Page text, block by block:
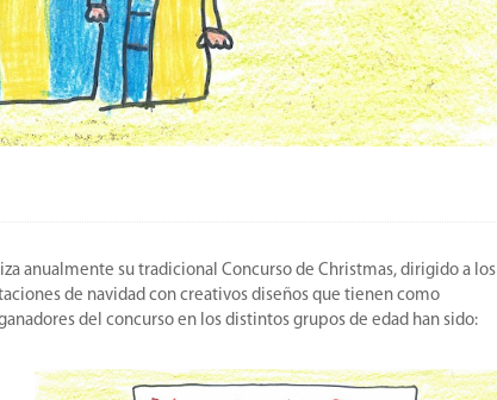
anualmente su tradicional Concurso de Christmas, dirigido a los
de navidad con creativos diseños que tienen como
del concurso en los distintos grupos de edad han sido: